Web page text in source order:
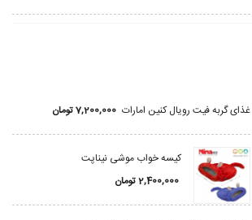
غذای گربه فیت رویال کنین امارات 7,200,000تومان
کیسه خواب موشی نیناپت
2,400,000تومان